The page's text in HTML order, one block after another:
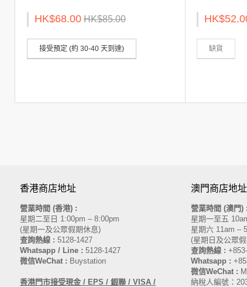
HK$68.00 HK$85.00
接受預定 (約 30-40 天到達) 缺貨
香港商店地址
營業時間 (香港) :
星期二至日 1:00pm – 8:00pm
(星期一及公眾假期休息)
查詢熱線 : 5128-1427
Whatsapp / Line : 5128-1427
微信WeChat : Buystation
香港門市接受現金 / EPS / 銀聯 / VISA /
澳門商店地址
營業時間 (澳門) :
星期一至五
星期六 11am –
(星期日及公眾
查詢熱線 :
Whatsapp :
微信WeChat :
納稅人編號：